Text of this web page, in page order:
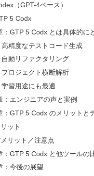
（GPT-4ベース）
5 Codx
：GTP 5 Codx とは具体的に
高精度なテストコード生成
自動リファクタリング
プロジェクト横断解析
習用途にも最適
：エンジニアの声と実例
：GTP 5 Codx のメリットと
リット
リット／注意点
：GTP 5 Codx と他ツールの
：今後の展望